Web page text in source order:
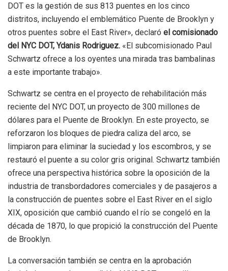
DOT es la gestión de sus 813 puentes en los cinco
distritos, incluyendo el emblemático Puente de Brooklyn y
otros puentes sobre el East River», declaró el comisionado
del NYC DOT, Ydanis Rodriguez. «El subcomisionado Paul
Schwartz ofrece a los oyentes una mirada tras bambalinas
a este importante trabajo».
Schwartz se centra en el proyecto de rehabilitación más
reciente del NYC DOT, un proyecto de 300 millones de
dólares para el Puente de Brooklyn. En este proyecto, se
reforzaron los bloques de piedra caliza del arco, se
limpiaron para eliminar la suciedad y los escombros, y se
restauró el puente a su color gris original. Schwartz también
ofrece una perspectiva histórica sobre la oposición de la
industria de transbordadores comerciales y de pasajeros a
la construcción de puentes sobre el East River en el siglo
XIX, oposición que cambió cuando el río se congeló en la
década de 1870, lo que propició la construcción del Puente
de Brooklyn.
La conversación también se centra en la aprobación